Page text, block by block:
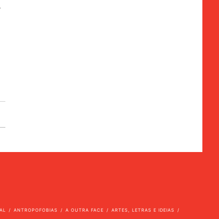
ANTROPOFOBIAS A OUTRA FACE ARTES, LETRAS E IDEIAS